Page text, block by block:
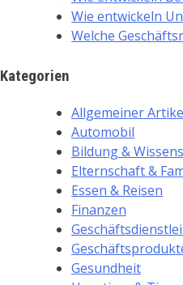
Wie entwickeln
Welche
Kategorien
Allgemeiner
Automobil
Bildung &
Elternschaft &
Essen & Reisen
Finanzen
Gesundheit